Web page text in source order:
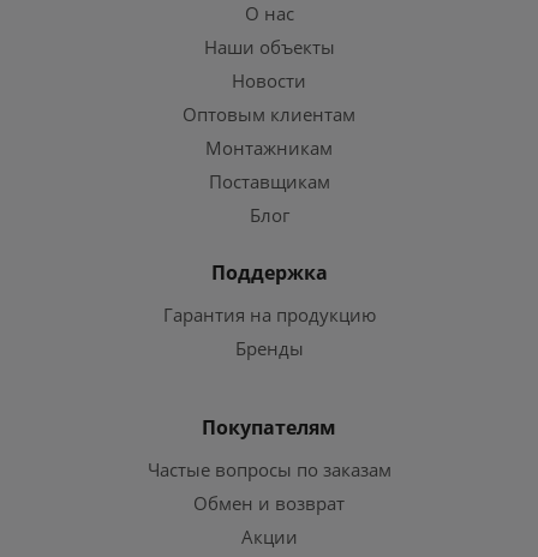
О нас
Наши объекты
Новости
Оптовым клиентам
Монтажникам
Поставщикам
Блог
Поддержка
Гарантия на продукцию
Бренды
Покупателям
Частые вопросы по заказам
Обмен и возврат
Акции